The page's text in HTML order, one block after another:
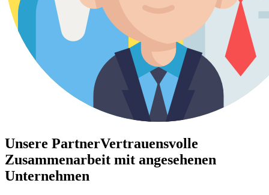
Unsere PartnerVertrauensvolle
Zusammenarbeit mit angesehenen
Unternehmen